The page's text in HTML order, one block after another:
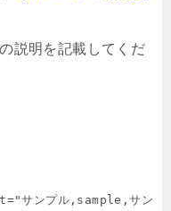
説明を記載してくだ
サンプル,sample,サン